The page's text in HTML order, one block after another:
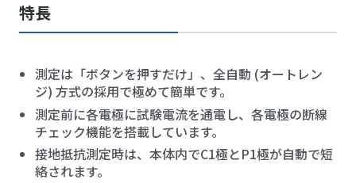
特長
測定は「ボタンを押すだけ」、全自動 (オートレン
ジ) 方式の採用で極めて簡単です。
測定前に各電極に試験電流を通電し、各電極の断線
チェック機能を搭載しています。
接地抵抗測定時は、本体内でC1極とP1極が自動で短
絡されます。